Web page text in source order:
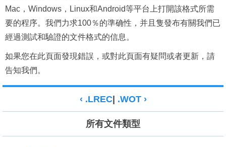
Mac，Windows，Linux和Android等平台上打開該格式所需
要的程序。我們力求100％的準确性，并且隻發布有關我們已
經過測試和驗證的文件格式的信息。
如果您在此頁面發現錯誤，或對此頁面有疑問或者更新，請
告知我們。
‹ .LREC| .WOT ›
所有文件類型